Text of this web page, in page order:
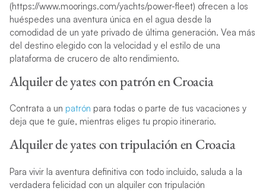
(https://www.moorings.com/yachts/power-fleet) ofrecen a los
huéspedes una aventura única en el agua desde la
comodidad de un yate privado de última generación. Vea más
del destino elegido con la velocidad y el estilo de una
plataforma de crucero de alto rendimiento.
Alquiler de yates con patrón en Croacia
Contrata a un patrón para todas o parte de tus vacaciones y
deja que te guíe, mientras eliges tu propio itinerario.
Alquiler de yates con tripulación en Croacia
Para vivir la aventura definitiva con todo incluido, saluda a la
verdadera felicidad con un alquiler con tripulación